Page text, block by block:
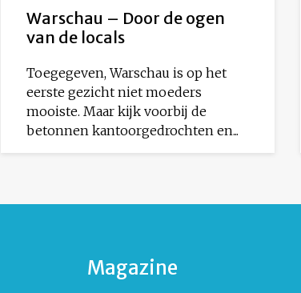
Warschau – Door de ogen
van de locals
Toegegeven, Warschau is op het
eerste gezicht niet moeders
mooiste. Maar kijk voorbij de
betonnen kantoorgedrochten en...
Magazine